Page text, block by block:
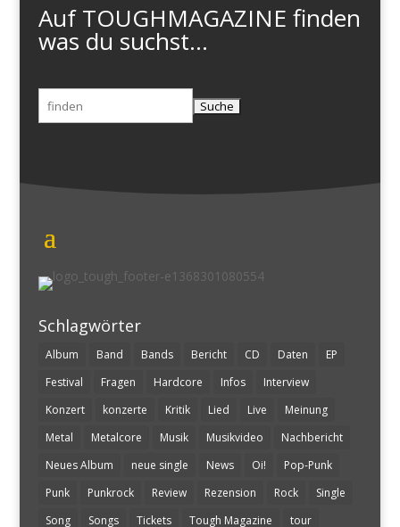
Auf TOUGHMAGAZINE finden
was du suchst...
Suchen
nach:
Schlagwörter
Album Band Bands Bericht CD Daten
EP
Festival
Fragen Hardcore Infos
Interview
Konzert
konzerte Kritik Lied Live
Meinung
Metal
Metalcore Musik Musikvideo
Nachbericht
Neues Album
neue single News Oi!
Pop-Punk
Punk
Punkrock Review Rezension Rock
Single
Song
Songs Tickets Tough Magazine tour